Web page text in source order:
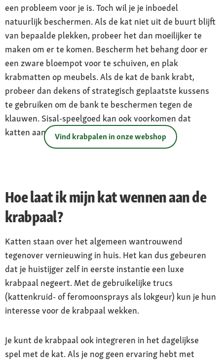
een probleem voor je is. Toch wil je je inboedel
natuurlijk beschermen. Als de kat niet uit de buurt blijft
van bepaalde plekken, probeer het dan moeilijker te
maken om er te komen. Bescherm het behang door er
een zware bloempot voor te schuiven, en plak
krabmatten op meubels. Als de kat de bank krabt,
probeer dan dekens of strategisch geplaatste kussens
te gebruiken om de bank te beschermen tegen de
klauwen. Sisal-speelgoed kan ook voorkomen dat
katten aan meubels krabben.
Vind krabpalen in onze webshop
Hoe laat ik mijn kat wennen aan de
krabpaal?
Katten staan over het algemeen wantrouwend
tegenover vernieuwing in huis. Het kan dus gebeuren
dat je huistijger zelf in eerste instantie een luxe
krabpaal negeert. Met de gebruikelijke trucs
(kattenkruid- of feromoonsprays als lokgeur) kun je hun
interesse voor de krabpaal wekken.
Je kunt de krabpaal ook integreren in het dagelijkse
spel met de kat. Als je nog geen ervaring hebt met